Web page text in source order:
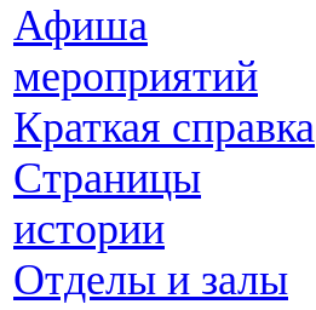
Афиша
мероприятий
Краткая справка
Страницы
истории
Отделы и залы